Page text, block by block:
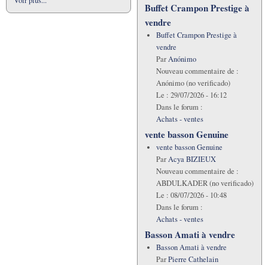
Buffet Crampon Prestige à
vendre
Buffet Crampon Prestige à
vendre
ParAnónimo
Nouveau commentaire de :
Anónimo (no verificado)
Le : 29/07/2026 - 16:12
Dans le forum :
Achats - ventes
vente basson Genuine
vente basson Genuine
ParAcya BIZIEUX
Nouveau commentaire de :
ABDULKADER (no verificado)
Le : 08/07/2026 - 10:48
Dans le forum :
Achats - ventes
Basson Amati à vendre
Basson Amati à vendre
ParPierre Cathelain